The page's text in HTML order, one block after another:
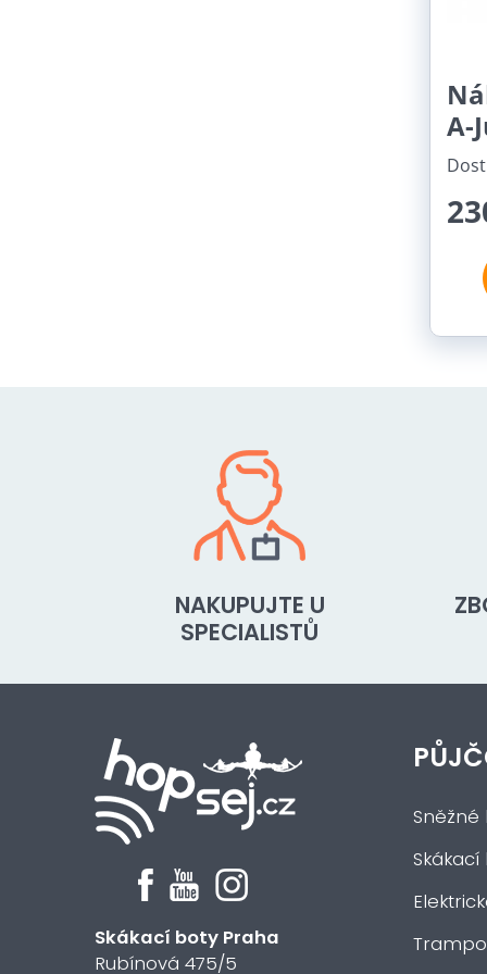
A-
NAKUPUJTE U
SPECIALISTŮ
Skákací boty Praha
Rubínová 475/5
Sněžné